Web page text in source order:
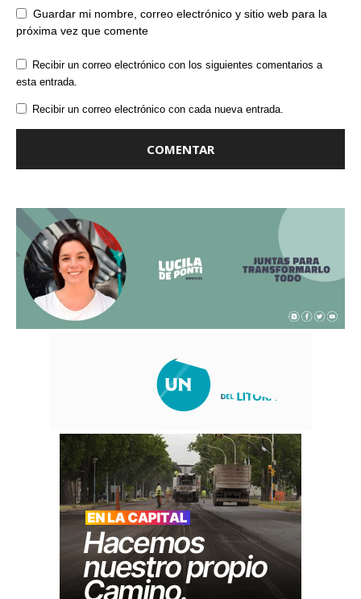
Guardar mi nombre, correo electrónico y sitio web para la
próxima vez que comente
Recibir un correo electrónico con los siguientes comentarios a
esta entrada.
Recibir un correo electrónico con cada nueva entrada.